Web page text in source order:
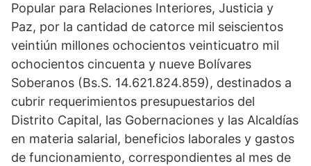
Popular para Relaciones Interiores, Justicia y
Paz, por la cantidad de catorce mil seiscientos
veintiún millones ochocientos veinticuatro mil
ochocientos cincuenta y nueve Bolívares
Soberanos (Bs.S. 14.621.824.859), destinados a
cubrir requerimientos presupuestarios del
Distrito Capital, las Gobernaciones y las Alcaldías
en materia salarial, beneficios laborales y gastos
de funcionamiento, correspondientes al mes de